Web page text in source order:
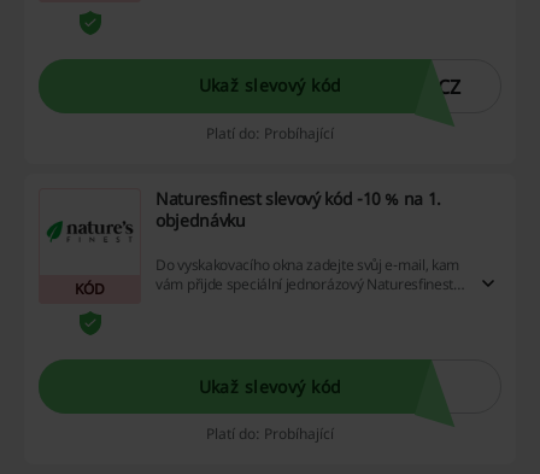
Ukaž slevový kód 2CZ
Platí do: Probíhající
KÓD
Naturesfinest slevový kód -10 % na 1.
objednávku
Do vyskakovacího okna zadejte svůj e-mail, kam
vám přijde speciální jednorázový Naturesfinest
Ukaž slevový kód
Platí do: Probíhající